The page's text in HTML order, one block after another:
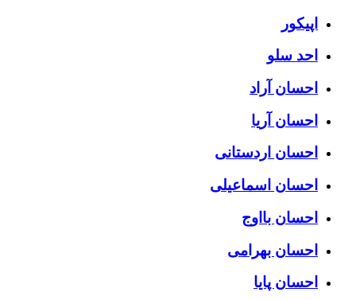
اپیکور
احد سلو
احسان آراد
احسان آریا
احسان اردستانی
احسان اسماعیلی
احسان بااوج
احسان بهرامی
احسان پایا